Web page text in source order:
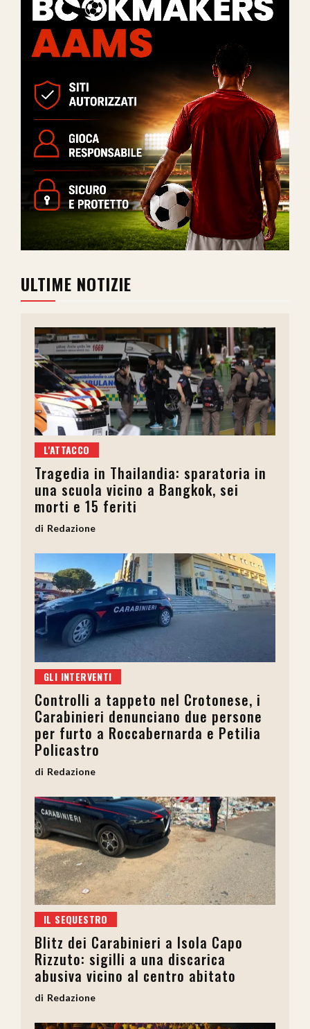
ULTIME NOTIZIE
L'ATTACCO
Tragedia in Thailandia: sparatoria in
una scuola vicino a Bangkok, sei
morti e 15 feriti
Redazione
GLI INTERVENTI
Controlli a tappeto nel Crotonese, i
Carabinieri denunciano due persone
per furto a Roccabernarda e Petilia
Policastro
Redazione
IL SEQUESTRO
Blitz dei Carabinieri a Isola Capo
Rizzuto: sigilli a una discarica
abusiva vicino al centro abitato
Redazione